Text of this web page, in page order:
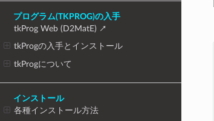
プログラム(TKPROG)の入手
tkProg Web (D2MatE)
tkProgの入手とインストール
tkProgについて
インストール
各種インストール方法